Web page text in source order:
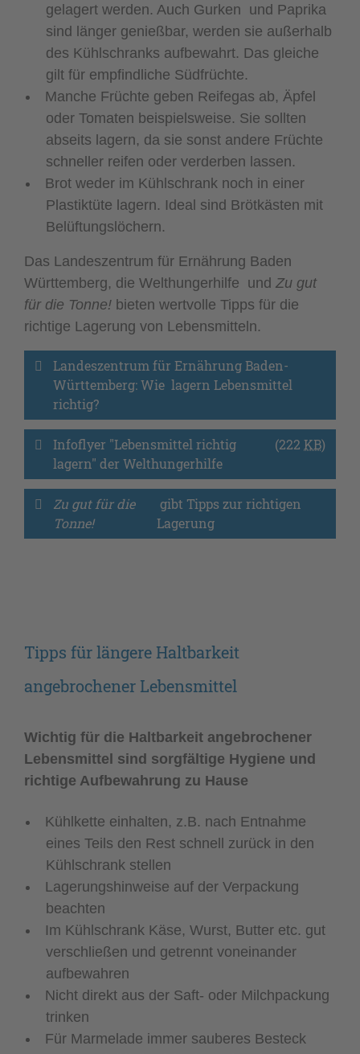
gelagert werden. Auch Gurken und Paprika
sind länger genießbar, werden sie außerhalb
des Kühlschranks aufbewahrt. Das gleiche
gilt für empfindliche Südfrüchte.
Manche Früchte geben Reifegas ab, Äpfel
oder Tomaten beispielsweise. Sie sollten
abseits lagern, da sie sonst andere Früchte
schneller reifen oder verderben lassen.
Brot weder im Kühlschrank noch in einer
Plastiktüte lagern. Ideal sind Brötkästen mit
Belüftungslöchern.
Das Landeszentrum für Ernährung Baden
Württemberg, die Welthungerhilfe und Zu gut
für die Tonne! bieten wertvolle Tipps für die
richtige Lagerung von Lebensmitteln.
Landeszentrum für Ernährung Baden-
Württemberg: Wie  lagern Lebensmittel
richtig?
Infoflyer "Lebensmittel richtig
lagern" der Welthungerhilfe
(222 KB)
Zu gut für die
Tonne!
Lagerung
Tipps für längere Haltbarkeit
angebrochener Lebensmittel
Wichtig für die Haltbarkeit angebrochener
Lebensmittel sind sorgfältige Hygiene und
richtige Aufbewahrung zu Hause
Kühlkette einhalten, z.B. nach Entnahme
eines Teils den Rest schnell zurück in den
Kühlschrank stellen
Lagerungshinweise auf der Verpackung
beachten
Im Kühlschrank Käse, Wurst, Butter etc. gut
verschließen und getrennt voneinander
aufbewahren
Nicht direkt aus der Saft- oder Milchpackung
trinken
Für Marmelade immer sauberes Besteck